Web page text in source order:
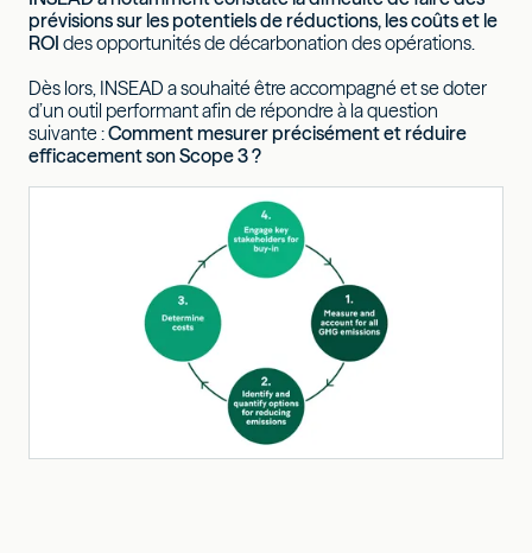
prévisions sur les potentiels de réductions, les coûts et le
ROI des opportunités de décarbonation des opérations.
Dès lors, INSEAD a souhaité être accompagné et se doter
d’un outil performant afin de répondre à la question
suivante :Comment mesurer précisément et réduire
efficacement son Scope 3 ?